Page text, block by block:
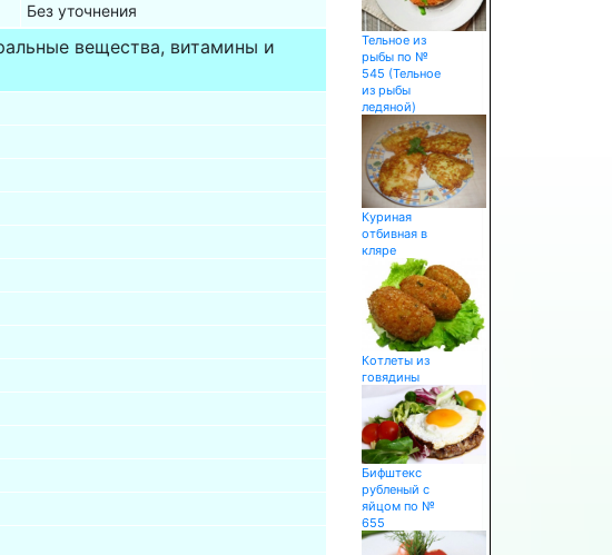
Без уточнения
вещества, витамины и
Тельное из
рыбы по №
545 (Тельное
из рыбы
ледяной)
Куриная
отбивная в
кляре
Котлеты из
говядины
Бифштекс
рубленый с
яйцом по №
655